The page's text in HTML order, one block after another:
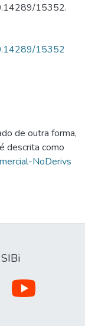
15352.
15352
de outra forma,
descrita como
NoDerivs